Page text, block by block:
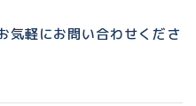
気軽にお問い合わせくださ